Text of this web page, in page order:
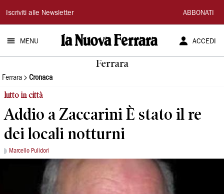
La
Nuova
Ferrara
Iscriviti alle Newsletter ABBONATI
MENU ACCEDI
Ferrara
Ferrara Cronaca
lutto in città
Addio a Zaccarini È stato il re
dei locali notturni
Marcello Pulidori